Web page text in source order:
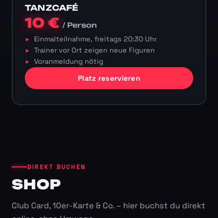
TANZCAFÉ
10 €/ Person
Einmalteilnahme, freitags 20:30 Uhr
Trainer vor Ort zeigen neue Figuren
Voranmeldung nötig
Platz reservieren
DIREKT BUCHEN
SHOP
Club Card, 10er-Karte & Co. – hier buchst du direkt